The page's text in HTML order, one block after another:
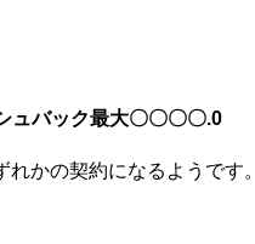
ュバック最大〇〇〇〇.0
かの契約になるようです。